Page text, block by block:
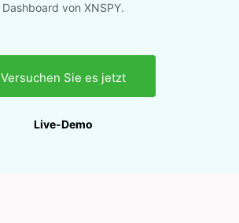
Dashboard von XNSPY.
Versuchen Sie es jetzt
Live-Demo